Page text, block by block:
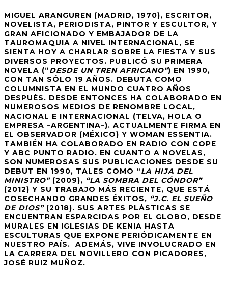
MIGUEL ARANGUREN (MADRID, 1970), ESCRITOR,
NOVELISTA, PERIODISTA, PINTOR Y ESCULTOR, Y
GRAN AFICIONADO Y EMBAJADOR DE LA
TAUROMAQUIA A NIVEL INTERNACIONAL, SE
SIENTA HOY A CHARLAR SOBRE LA FIESTA Y SUS
DIVERSOS PROYECTOS. PUBLICÓ SU PRIMERA
NOVELA (“DESDE UN TREN AFRICANO”) EN 1990,
CON TAN SÓLO 19 AÑOS. DEBUTA COMO
COLUMNISTA EN EL MUNDO CUATRO AÑOS
DESPUÉS. DESDE ENTONCES HA COLABORADO EN
NUMEROSOS MEDIOS DE RENOMBRE LOCAL,
NACIONAL E INTERNACIONAL (TELVA, HOLA O
EMPRESA –ARGENTINA–). ACTUALMENTE FIRMA EN
EL OBSERVADOR (MÉXICO) Y WOMAN ESSENTIA.
TAMBIÉN HA COLABORADO EN RADIO CON COPE
Y ABC PUNTO RADIO. EN CUANTO A NOVELAS,
SON NUMEROSAS SUS PUBLICACIONES DESDE SU
DEBUT EN 1990, TALES COMO “LA HIJA DEL
MINISTRO” (2009), “LA SOMBRA DEL CÓNDOR”
(2012) Y SU TRABAJO MÁS RECIENTE, QUE ESTÁ
COSECHANDO GRANDES ÉXITOS, “J.C. EL SUEÑO
DE DIOS”(2018). SUS ARTES PLÁSTICAS SE
ENCUENTRAN ESPARCIDAS POR EL GLOBO, DESDE
MURALES EN IGLESIAS DE KENIA HASTA
ESCULTURAS QUE EXPONE PERIÓDICAMENTE EN
NUESTRO PAÍS. ADEMÁS, VIVE INVOLUCRADO EN
LA CARRERA DEL NOVILLERO CON PICADORES,
JOSÉ RUIZ MUÑOZ.